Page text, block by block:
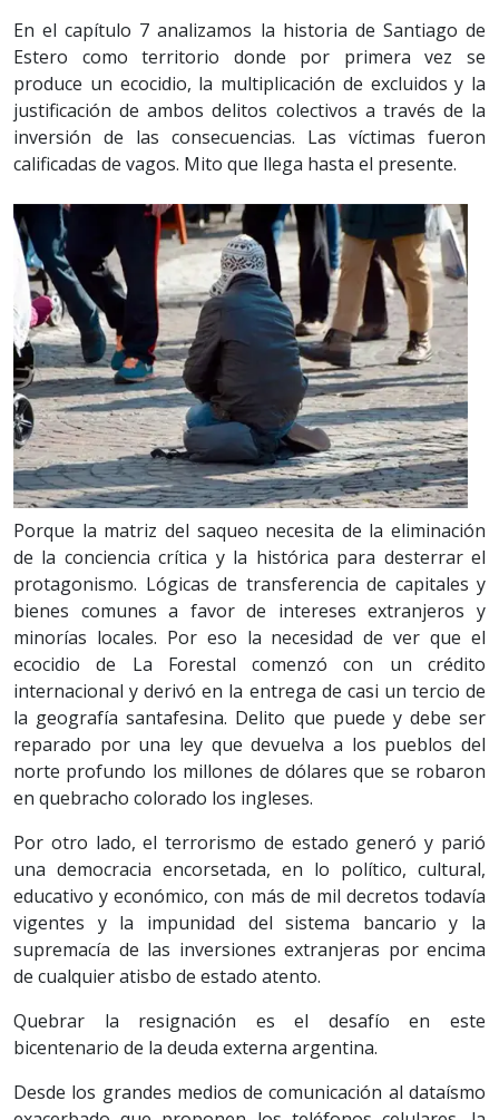
En el capítulo 7 analizamos la historia de Santiago de
Estero como territorio donde por primera vez se
produce un ecocidio, la multiplicación de excluidos y la
justificación de ambos delitos colectivos a través de la
inversión de las consecuencias. Las víctimas fueron
calificadas de vagos. Mito que llega hasta el presente.
Porque la matriz del saqueo necesita de la eliminación
de la conciencia crítica y la histórica para desterrar el
protagonismo. Lógicas de transferencia de capitales y
bienes comunes a favor de intereses extranjeros y
minorías locales. Por eso la necesidad de ver que el
ecocidio de La Forestal comenzó con un crédito
internacional y derivó en la entrega de casi un tercio de
la geografía santafesina. Delito que puede y debe ser
reparado por una ley que devuelva a los pueblos del
norte profundo los millones de dólares que se robaron
en quebracho colorado los ingleses.
Por otro lado, el terrorismo de estado generó y parió
una democracia encorsetada, en lo político, cultural,
educativo y económico, con más de mil decretos todavía
vigentes y la impunidad del sistema bancario y la
supremacía de las inversiones extranjeras por encima
de cualquier atisbo de estado atento.
Quebrar la resignación es el desafío en este
bicentenario de la deuda externa argentina.
Desde los grandes medios de comunicación al dataísmo